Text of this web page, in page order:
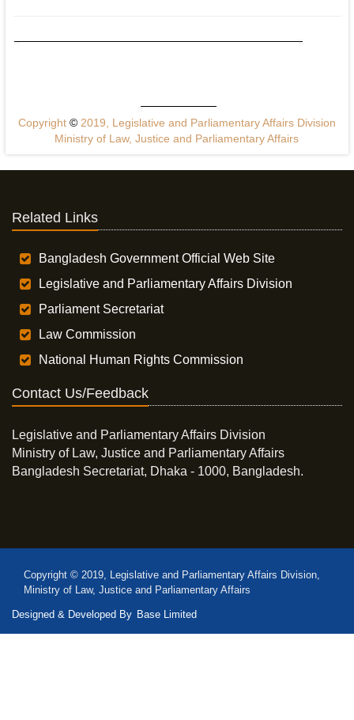
Copyright ©2019, Legislative and Parliamentary Affairs Division
Ministry of Law, Justice and Parliamentary Affairs
Related Links
Bangladesh Government Official Web Site
Legislative and Parliamentary Affairs Division
Parliament Secretariat
Law Commission
National Human Rights Commission
Contact Us/Feedback
Legislative and Parliamentary Affairs Division
Ministry of Law, Justice and Parliamentary Affairs
Bangladesh Secretariat, Dhaka - 1000, Bangladesh.
Copyright © 2019, Legislative and Parliamentary Affairs Division,
Ministry of Law, Justice and Parliamentary Affairs
Designed & Developed By Base Limited